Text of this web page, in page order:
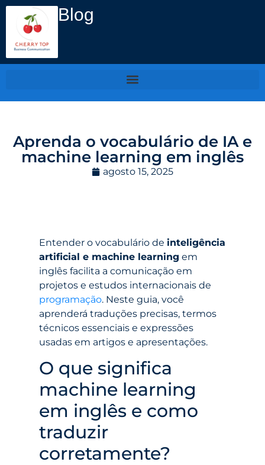
Blog
Aprenda o vocabulário de IA e
machine learning em inglês
agosto 15, 2025
Entender o vocabulário de inteligência
artificial e machine learning em
inglês facilita a comunicação em
projetos e estudos internacionais de
programação. Neste guia, você
aprenderá traduções precisas, termos
técnicos essenciais e expressões
usadas em artigos e apresentações.
O que significa
machine learning
em inglês e como
traduzir
corretamente?